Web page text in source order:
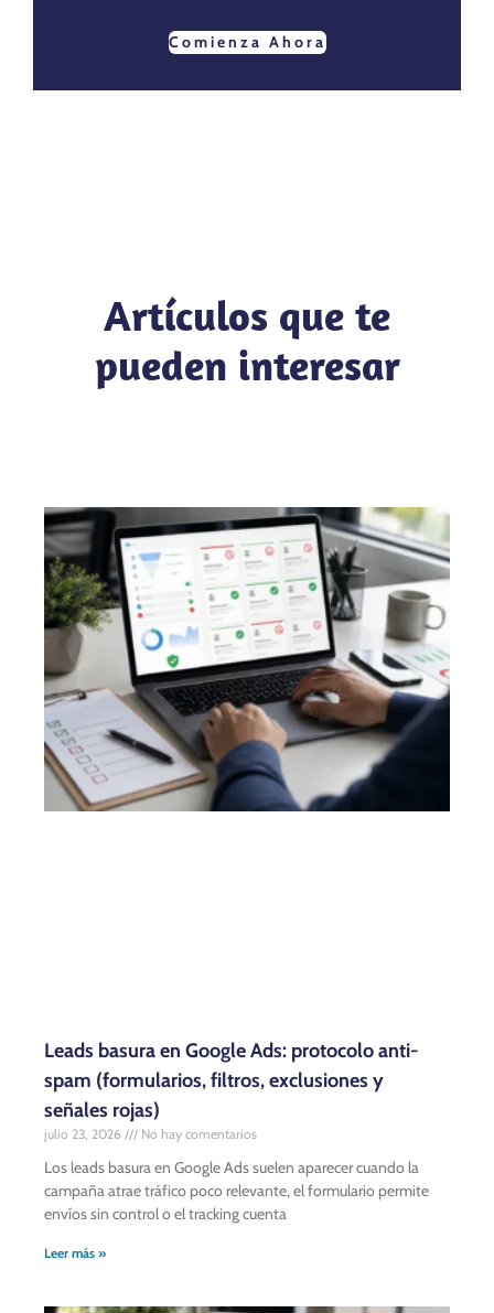
Comienza Ahora
Artículos que te
pueden interesar
Leads basura en Google Ads: protocolo anti-
spam (formularios, filtros, exclusiones y
señales rojas)
julio 23, 2026 No hay comentarios
Los leads basura en Google Ads suelen aparecer cuando la
campaña atrae tráfico poco relevante, el formulario permite
envíos sin control o el tracking cuenta
Leer más »